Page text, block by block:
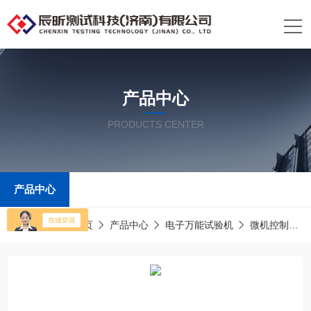
产品中心
PRODUCTS CENTER
产品中心
当前位置：首页 产品中心 电子万能试验机 微机控制电子万能试验机